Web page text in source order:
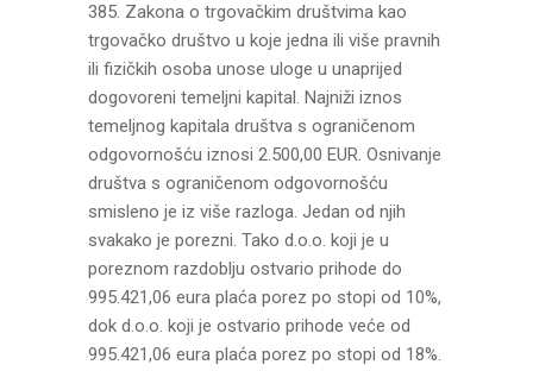
385. Zakona o trgovačkim društvima kao
trgovačko društvo u koje jedna ili više pravnih
ili fizičkih osoba unose uloge u unaprijed
dogovoreni temeljni kapital. Najniži iznos
temeljnog kapitala društva s ograničenom
odgovornošću iznosi 2.500,00 EUR. Osnivanje
društva s ograničenom odgovornošću
smisleno je iz više razloga. Jedan od njih
svakako je porezni. Tako d.o.o. koji je u
poreznom razdoblju ostvario prihode do
995.421,06 eura plaća porez po stopi od 10%,
dok d.o.o. koji je ostvario prihode veće od
995.421,06 eura plaća porez po stopi od 18%.